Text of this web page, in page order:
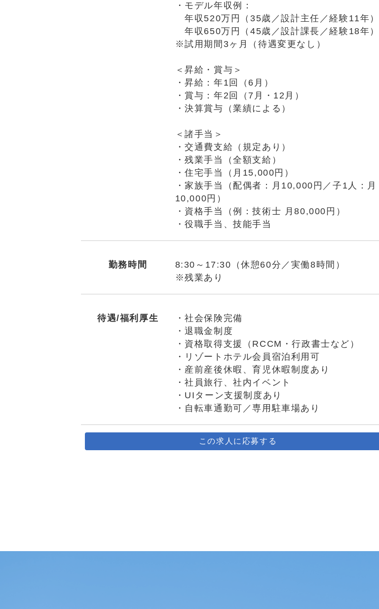
・モデル年収例：
年収520万円（35歳／設計主任／経験11年）
年収650万円（45歳／設計課長／経験18年）
※試用期間3ヶ月（待遇変更なし）
＜昇給・賞与＞
・昇給：年1回（6月）
・賞与：年2回（7月・12月）
・決算賞与（業績による）
＜諸手当＞
・交通費支給（規定あり）
・残業手当（全額支給）
・住宅手当（月15,000円）
・家族手当（配偶者：月10,000円／子1人：月
10,000円）
・資格手当（例：技術士 月80,000円）
・役職手当、技能手当
勤務時間
8:30～17:30（休憩60分／実働8時間）
※残業あり
待遇/福利厚生
・社会保険完備
・退職金制度
・資格取得支援（RCCM・行政書士など）
・リゾートホテル会員宿泊利用可
・産前産後休暇、育児休暇制度あり
・社員旅行、社内イベント
・UIターン支援制度あり
・自転車通勤可／専用駐車場あり
この求人に応募する